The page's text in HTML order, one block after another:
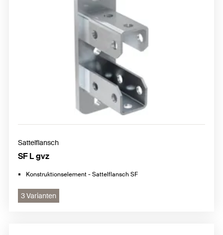
Sattelflansch
SF L gvz
Konstruktionselement - Sattelflansch SF
3 Varianten